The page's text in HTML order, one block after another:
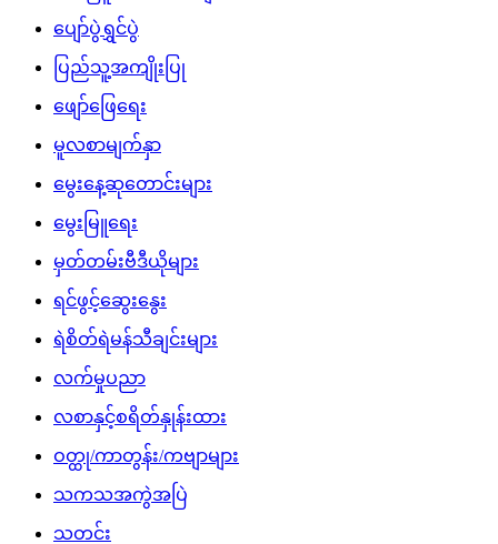
ပျော်ပွဲရွှင်ပွဲ
ပြည်သူ့အကျိုးပြု
ဖျော်ဖြေရေး
မူလစာမျက်နှာ
မွေးနေ့ဆုတောင်းများ
မွေးမြူရေး
မှတ်တမ်းဗီဒီယိုများ
ရင်ဖွင့်ဆွေးနွေး
ရဲစိတ်ရဲမန်သီချင်းများ
လက်မှုပညာ
လစာနှင့်စရိတ်နှုန်းထား
ဝတ္ထု/ကာတွန်း/ကဗျာများ
သကသအကွဲအပြဲ
သတင်း